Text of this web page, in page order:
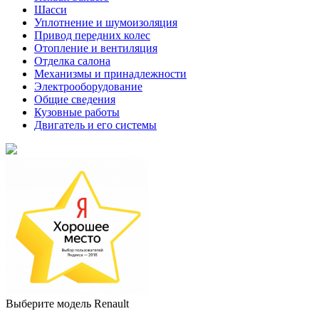
Шасси
Уплотнение и шумоизоляция
Привод передних колес
Отопление и вентиляция
Отделка салона
Механизмы и принадлежности
Электрооборудование
Общие сведения
Кузовные работы
Двигатель и его системы
Выберите модель Renault